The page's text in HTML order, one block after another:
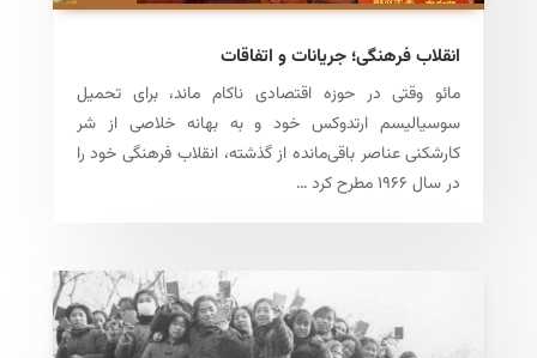
انقلاب فرهنگی؛ جریانات و اتفاقات
مائو وقتی در حوزه اقتصادی ناکام ماند، برای تحمیل
سوسیالیسم ارتدوکس خود و به بهانه خلاصی از شر
کارشکنی عناصر باقی‌مانده از گذشته، انقلاب فرهنگی خود را
در سال ۱۹۶۶ مطرح کرد …